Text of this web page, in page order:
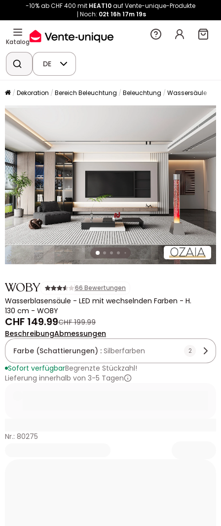
-10% ab CHF 400 mit HEAT10auf Vente-unique-Produkte
Noch: 02t 16h 17m 18s
Katalog
DE
Dekoration Bereich Beleuchtung Beleuchtung Wassersäule
WOBY 66 Bewertungen
Wasserblasensäule - LED mit wechselnden Farben - H.
130 cm - WOBY
CHF 149.99CHF 199.99
BeschreibungAbmessungen
Farbe (Schattierungen) : Silberfarben 2
Sofort verfügbarBegrenzte Stückzahl!
Lieferung innerhalb von 3-5 Tagen
Nr.: 80275